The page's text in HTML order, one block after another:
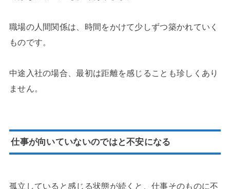
職場の人間関係は、時間をかけて少しずつ築かれていく
ものです。
中途入社の場合、最初は距離を感じることも珍しくあり
ません。
仕事が向いていないのではと不安になる
孤立していると感じる状態が続くと、仕事そのものに不